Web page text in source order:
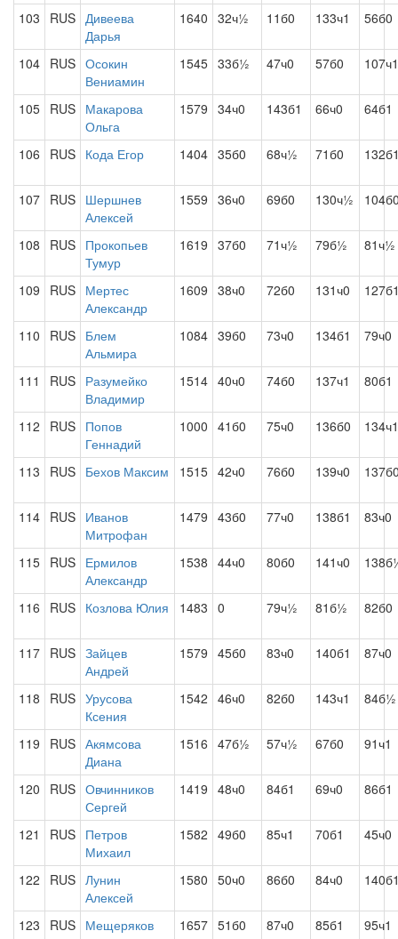
103 RUS Дивеева
Дарья
1640 32ч½ 11б0 133ч1 56б0
104 RUS Осокин
Вениамин
1545 33б½ 47ч0 57б0 107ч1
105 RUS Макарова
Ольга
1579 34ч0 143б1 66ч0 64б1
106 RUS Кода Егор 1404 35б0 68ч½ 71б0
107 RUS Шершнев
Алексей
1559 36ч0 69б0 130ч½
108 RUS Прокопьев
Тумур
1619 37б0 71ч½ 79б½ 81ч½
109 RUS Мертес
Александр
1609 38ч0 72б0 131ч0
110 RUS Блем
Альмира
1084 39б0 73ч0 134б1 79ч0
111 RUS Разумейко
Владимир
1514 40ч0 74б0 137ч1 80б1
112 RUS Попов
Геннадий
1000 41б0 75ч0 136б0 134ч1
113 RUS Бехов Максим 1515 42ч0 76б0 139ч0
114 RUS Иванов
Митрофан
1479 43б0 77ч0 138б1 83ч0
115 RUS Ермилов
Александр
1538 44ч0 80б0 141ч0
116 RUS Козлова Юлия 1483 0 79ч½ 81б½ 82б0
117 RUS Зайцев
Андрей
1579 45б0 83ч0 140б1 87ч0
118 RUS Урусова
Ксения
1542 46ч0 82б0 143ч1 84б½
119 RUS Акямсова
Диана
1516 47б½ 57ч½ 67б0 91ч1
120 RUS Овчинников
Сергей
1419 48ч0 84б1 69ч0 86б1
121 RUS Петров
Михаил
1582 49б0 85ч1 70б1 45ч0
122 RUS Лунин
Алексей
1580 50ч0 86б0 84ч0
123 RUS Мещеряков
1657 51б0 87ч0 85б1 95ч1